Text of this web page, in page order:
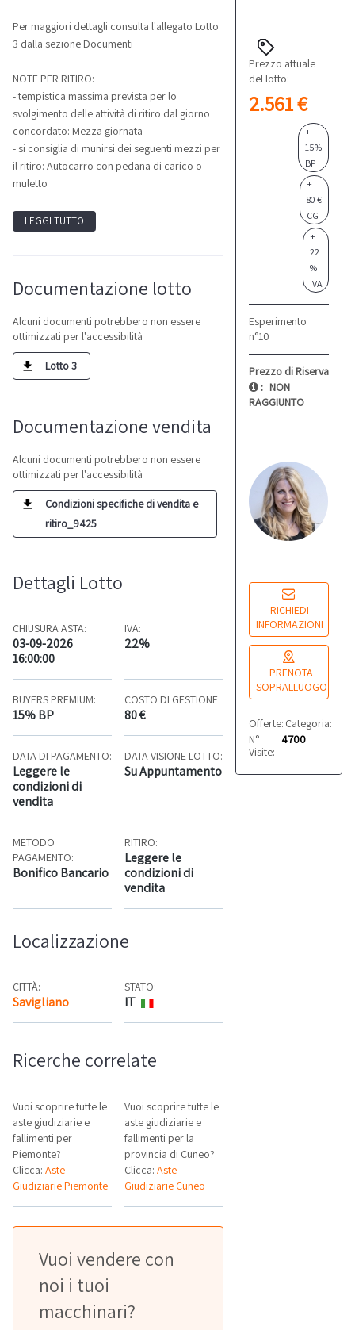
Prezzo attuale
del lotto:
2.561 €
+
15%
BP
+
80 €
CG
+
22
%
IVA
Esperimento
n°10
Prezzo di Riserva
: NON
RAGGIUNTO
RICHIEDI
INFORMAZIONI
PRENOTA
SOPRALLUOGO
Offerte: 0
Categoria:
N°
Visite:
4700
Per maggiori dettagli consulta l'allegato Lotto
3 dalla sezione Documenti
NOTE PER RITIRO:
- tempistica massima prevista per lo
svolgimento delle attività di ritiro dal giorno
concordato: Mezza giornata
- si consiglia di munirsi dei seguenti mezzi per
il ritiro: Autocarro con pedana di carico o
muletto
LEGGI TUTTO
Documentazione lotto
Alcuni documenti potrebbero non essere
ottimizzati per l'accessibilità
Lotto 3
Documentazione vendita
Alcuni documenti potrebbero non essere
ottimizzati per l'accessibilità
Condizioni specifiche di vendita e
ritiro_9425
Dettagli Lotto
CHIUSURA ASTA:
03-09-2026
16:00:00
IVA:
22%
BUYERS PREMIUM:
15% BP
COSTO DI GESTIONE
80 €
DATA DI PAGAMENTO:
Leggere le
condizioni di
vendita
DATA VISIONE LOTTO:
Su Appuntamento
METODO
PAGAMENTO:
Bonifico Bancario
RITIRO:
Leggere le
condizioni di
vendita
Localizzazione
CITTÀ:
Savigliano Mappa
STATO:
IT
Ricerche correlate
Vuoi scoprire tutte le
aste giudiziarie e
fallimenti per
Piemonte?
Clicca: Aste
Giudiziarie Piemonte
Vuoi scoprire tutte le
aste giudiziarie e
fallimenti per la
provincia di Cuneo?
Clicca:Aste
Giudiziarie Cuneo
Vuoi vendere con
noi i tuoi
macchinari?